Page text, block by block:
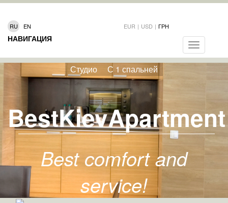
RU EN EUR | USD | ГРН
Toggle
navigation
НАВИГАЦИЯ
Студио С 1 спальней
BestKievApartment
Best comfort and
service!